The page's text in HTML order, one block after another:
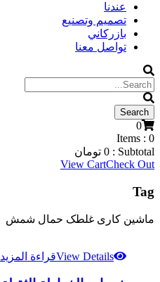
عندنا
تصميم وتصنيع
بازركاني
تواصل معنا
0
Items : 0
Subtotal :
0 تومان
View CartCheck Out
Tag
ماشین کاری غلطک حمال شمش
View Detailsقراءة المزيد